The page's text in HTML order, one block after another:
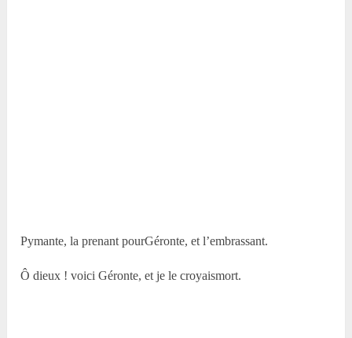
Pymante, la prenant pourGéronte, et l’embrassant.
Ô dieux ! voici Géronte, et je le croyaismort.